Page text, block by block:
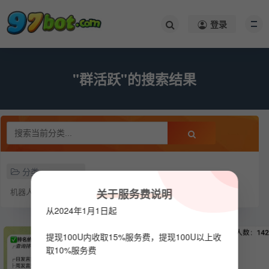
登录
"群活跃"的搜索结果
分类
机器人 关于服务费说明
从2024年1月1日起
提现100U内收取15%服务费，提现100U以上收
取10%服务费